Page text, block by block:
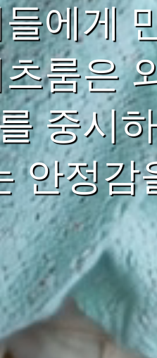
에게
룸은
중시
안정감